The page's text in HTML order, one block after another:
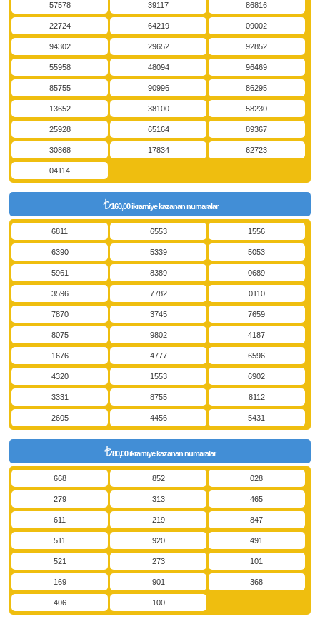
57578 39117 86816
22724 64219 09002
94302 29652 92852
55958 48094 96469
85755 90996 86295
13652 38100 58230
25928 65164 89367
30868 17834 62723
04114
160,00 ikramiye kazanan numaralar
6811 6553 1556
6390 5339 5053
5961 8389 0689
3596 7782 0110
7870 3745 7659
8075 9802 4187
1676 4777 6596
4320 1553 6902
3331 8755 8112
2605 4456 5431
80,00 ikramiye kazanan numaralar
668 852 028
279 313 465
611 219 847
511 920 491
521 273 101
169 901 368
406 100